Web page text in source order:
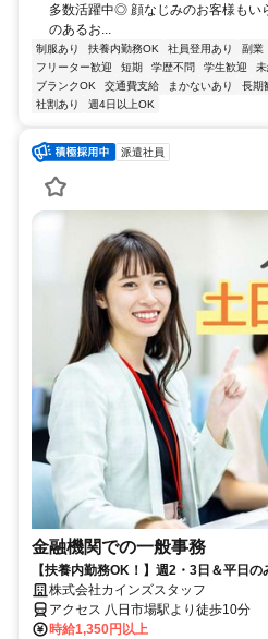
多数活躍中◎ 顔なじみのお客様もい
のあるお...
制服あり 扶養内勤務OK 社員登用あり 副業
フリーター歓迎
短期 学歴不問 学生歓迎
ブランクOK
交通費支給 まかないあり 長期
社割あり
週4日以上OK
派遣社員
金融機関での一般事務
【扶養内勤務OK！】週2・3日＆平日
自由／ネイル・ピアスOK！
株式会社カインズスタッフ
アクセス 八日市場駅より徒歩10分
時給1,350円以上